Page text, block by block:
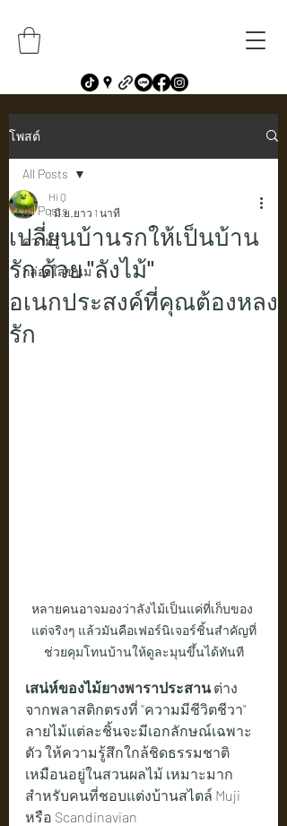
โพสต์
All Posts
ความรู้
กล่องใส่ขนม
All Posts
เปลี่ยนบ้านรกให้เป็นบ้าน
รัก ด้วย "ลังไม้"
อเนกประสงค์ที่คุณต้องหลง
รัก
Hi Q
1 มิ.ย. ยาว 1 นาที
หลายคนอาจมองว่าลังไม้เป็นแค่ที่เก็บของ
แต่จริงๆ แล้วมันคือเฟอร์นิเจอร์ชิ้นสำคัญที่
ช่วยคุมโทนบ้านให้ดูละมุนขึ้นได้ทันที
เสน่ห์ของไม้ยางพาราประสาน ต่าง
จากพลาสติกตรงที่ "ความมีชีวิตชีวา"
ลายไม้แต่ละชิ้นจะมีเอกลักษณ์เฉพาะ
ตัว ให้ความรู้สึกใกล้ชิดธรรมชาติ
เหมือนอยู่ในสวนผลไม้ เหมาะมาก
สำหรับคนที่ชอบแต่งบ้านสไตล์ Muji
หรือ Scandinavian